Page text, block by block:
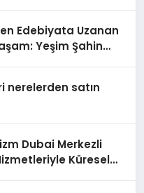
Edebiyata Uzanan
Yeşim Şahin
nerelerden satın
Dubai Merkezli
Küresel